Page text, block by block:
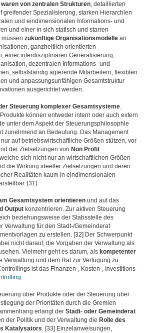
von zentralen Strukturen, detaillierten
greifender Spezialisierung, starken Hierarchien
und eindimensionalen Informations- und
und einer in sich statisch und starren
müssen zukünftige Organisationsmodelle an
ganzheitlich orientierten
einer interdisziplinären Generalisierung,
dezentralen Informations- und
selbstständig agierende Mitarbeitern, flexiblen
und anpassungsunfähigen Gesamtstruktur
ausgerichtet werden.
Steuerung komplexer Gesamtsysteme.
können entweder intern oder auch extern
unter dem Aspekt der Steuerungsphilosophie
zunehmend an Bedeutung. Das Management
auf betriebswirtschaftliche Größen stützen, vor
der Zielsetzungen von Non Profit
sich nicht nur an wirtschaftlichen Größen
die Wirkung ideeller Zielsetzungen und deren
Realitäten kaum in eindimensionalen
[31]
Gesamtsystem orientieren und auf das
Output konzentrieren. Zur aktiven Steuerung
beziehungsweise der Stabsstelle des
Verwaltung für den Stadt-/Gemeinderat
zu erstellen. [32] Der Schwerpunkt
nicht darauf, die Vorgaben der Verwaltung als
Vielmehr geht es darum, als kompetenter
Verwaltung und dem Rat zur Verfügung zu
ist das Finanzen-, Kosten-, Investitions-
.
über Produkte oder der Steuerung über
der Prioritäten durch die Gremien
erlangt der Stadt- oder Gemeinderat
der Politik und der Verwaltung die Rolle des
Katalysators. [33] Einzelanweisungen,